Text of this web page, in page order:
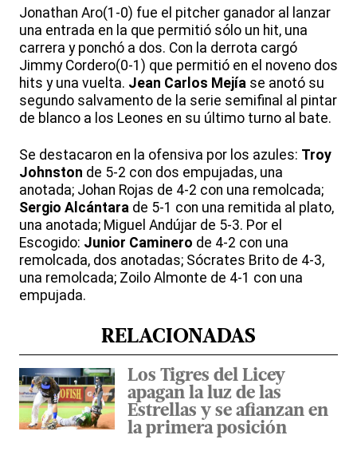
Jonathan Aro(1-0) fue el pitcher ganador al lanzar
una entrada en la que permitió sólo un hit, una
carrera y ponchó a dos. Con la derrota cargó
Jimmy Cordero(0-1) que permitió en el noveno dos
hits y una vuelta. Jean Carlos Mejía se anotó su
segundo salvamento de la serie semifinal al pintar
de blanco a los Leones en su último turno al bate.
Se destacaron en la ofensiva por los azules: Troy
Johnston de 5-2 con dos empujadas, una
anotada; Johan Rojas de 4-2 con una remolcada;
Sergio Alcántara de 5-1 con una remitida al plato,
una anotada; Miguel Andújar de 5-3. Por el
Escogido: Junior Caminero de 4-2 con una
remolcada, dos anotadas; Sócrates Brito de 4-3,
una remolcada; Zoilo Almonte de 4-1 con una
empujada.
RELACIONADAS
Los Tigres del Licey
apagan la luz de las
Estrellas y se afianzan en
la primera posición